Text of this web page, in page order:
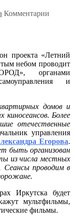
Комментарии
во
проекта «Летний
небом проводит
органами
и
домов и
киносеансов. Более
отечественные
управления
Егорова.
быть организован
из числа местных
Сеансы проводим в
Иркутска будет
мультфильмы,
фильмы.